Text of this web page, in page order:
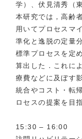
学）、伏見清秀（
本研究では，高齢
用いてプロセスマ
準化と逸脱の定量
標準プロセスを定
算出した．これに
療費などに及ぼす
統合やコスト・転
ロセスの提案を目
15:30 – 16:00